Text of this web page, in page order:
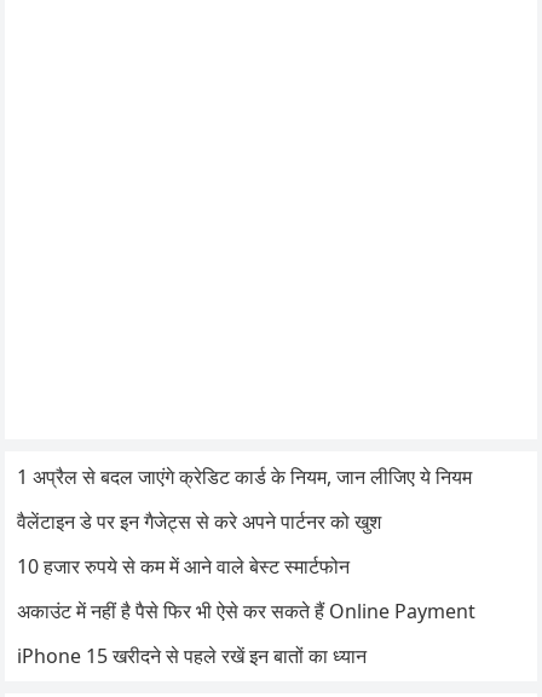
1 अप्रैल से बदल जाएंगे क्रेडिट कार्ड के नियम, जान लीजिए ये नियम
वैलेंटाइन डे पर इन गैजेट्स से करे अपने पार्टनर को खुश
10 हजार रुपये से कम में आने वाले बेस्ट स्मार्टफोन
अकाउंट में नहीं है पैसे फिर भी ऐसे कर सकते हैं Online Payment
iPhone 15 खरीदने से पहले रखें इन बातों का ध्यान